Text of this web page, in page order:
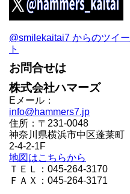
@smilekaitai7 からのツイー
ト
お問合せは
株式会社ハマーズ
Eメール：
info@hammers7.jp
住所：〒231-0048
神奈川県横浜市中区蓬莱町
2-4-2-1F
地図はこちらから
ＴＥＬ：045-264-3170
ＦＡＸ：045-264-3171